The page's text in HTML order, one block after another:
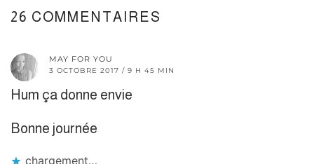
26 COMMENTAIRES
MAY FOR YOU
3 OCTOBRE 2017 / 9 H 45 MIN
Hum ça donne envie
Bonne journée
chargement…